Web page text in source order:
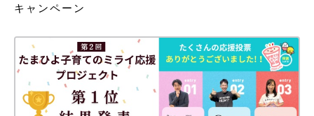
キャンペーン